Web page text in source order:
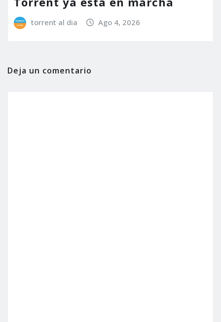
torrent al dia Ago 4, 2026
Deja un comentario